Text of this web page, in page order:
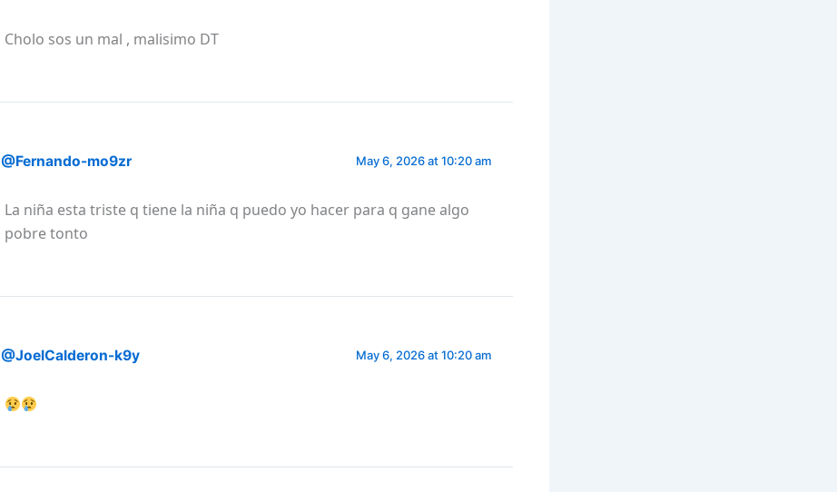
Cholo sos un mal , malisimo DT
@Fernando-mo9zr May 6, 2026 at 10:20 am
La niña esta triste q tiene la niña q puedo yo hacer para q gane algo
pobre tonto
@JoelCalderon-k9y May 6, 2026 at 10:20 am